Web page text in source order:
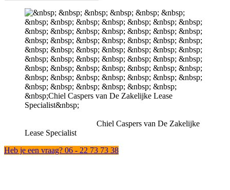
Chiel Caspers van De Zakelijke
Lease Specialist
Heb je een vraag? 06 - 22 73 73 38